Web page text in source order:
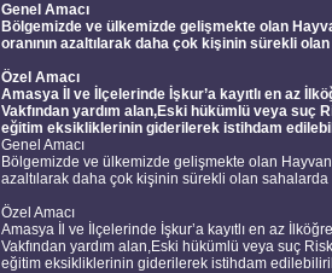
Genel Amacı
Bölgemizde ve ülkemizde gelişmekte olan
oranının azaltılarak daha çok kişinin sürekli
Özel Amacı
Amasya İl ve İlçelerinde İşkur’a kayıtlı en az
Vakfından yardım alan,Eski hükümlü veya suç
eğitim eksikliklerinin giderilerek istihdam
Genel Amacı
Bölgemizde ve ülkemizde gelişmekte olan
azaltılarak daha çok kişinin sürekli olan
Özel Amacı
Amasya İl ve İlçelerinde İşkur’a kayıtlı en az
Vakfından yardım alan,Eski hükümlü veya suç
eğitim eksikliklerinin giderilerek istihdam